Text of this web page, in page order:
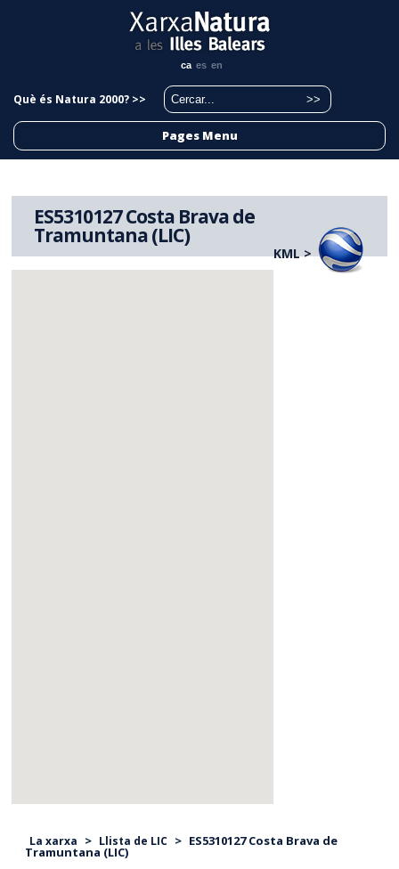
ca es en
Què és Natura 2000? >>
Pages Menu
ES5310127 Costa Brava de
Tramuntana (LIC)
KML >
La xarxa > Llista de LIC > ES5310127 Costa Brava de
Tramuntana (LIC)